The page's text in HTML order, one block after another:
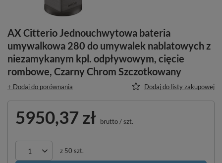
AX Citterio Jednouchwytowa bateria
umywalkowa 280 do umywalek nablatowych z
niezamykanym kpl. odpływowym, cięcie
rombowe, Czarny Chrom Szczotkowany
+ Dodaj do porównania Dodaj do listy zakupowej
5950,37 zł brutto/szt.
z 50 szt.